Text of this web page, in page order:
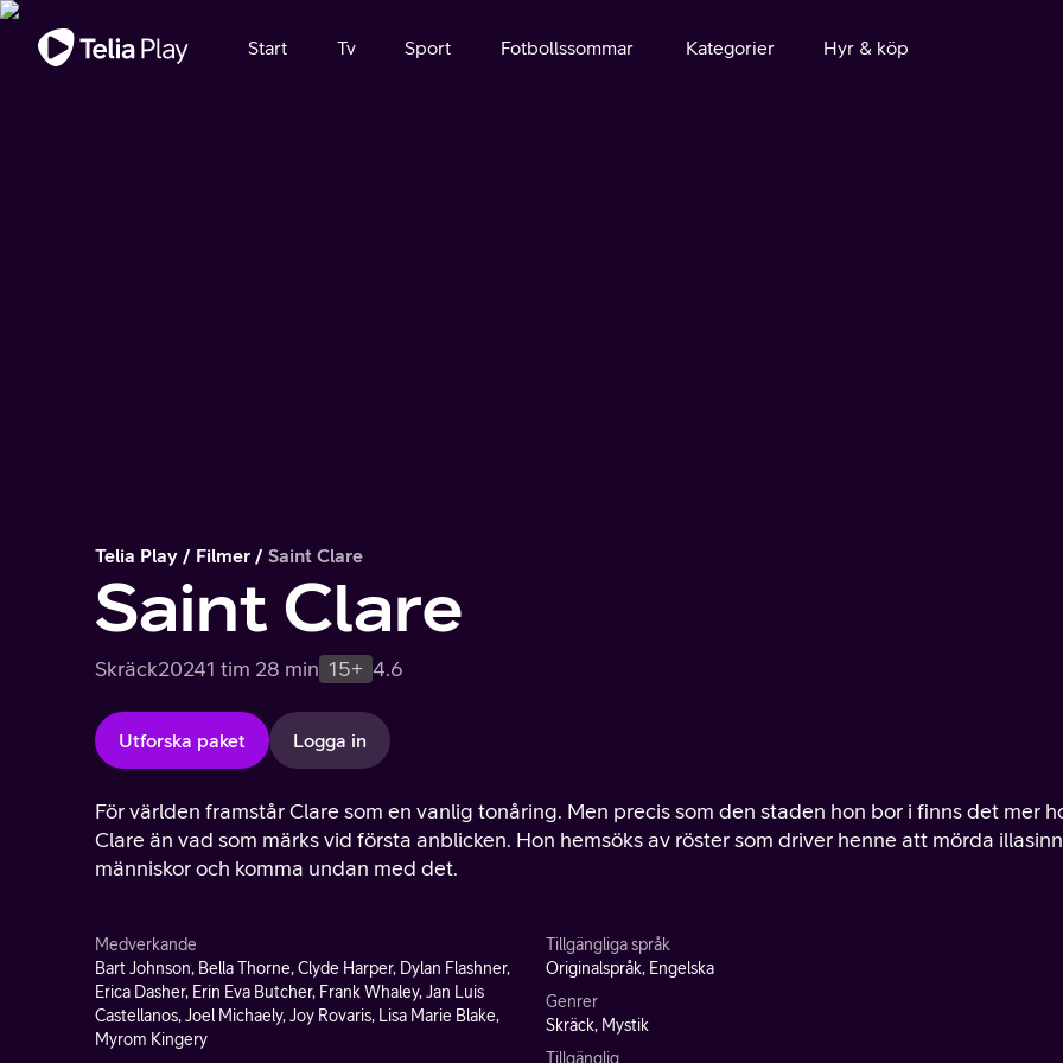
Viktigt meddelande
Start Tv Sport Fotbollssommar Kategorier Hyr & köp
Telia Play Filmer Saint Clare
Saint Clare
Skräck20241 tim 28 min 15+ 4.6
Utforska paket Logga in
För världen framstår Clare som en vanlig tonåring. Men precis som den staden hon bor i finns det mer
Clare än vad som märks vid första anblicken. Hon hemsöks av röster som driver henne att mörda
människor och komma undan med det.
Medverkande
Bart Johnson, Bella Thorne, Clyde Harper, Dylan Flashner,
Erica Dasher, Erin Eva Butcher, Frank Whaley, Jan Luis
Castellanos, Joel Michaely, Joy Rovaris, Lisa Marie Blake,
Myrom Kingery
Tillgängliga språk
Originalspråk, Engelska
Genrer
Skräck, Mystik
Tillgänglig